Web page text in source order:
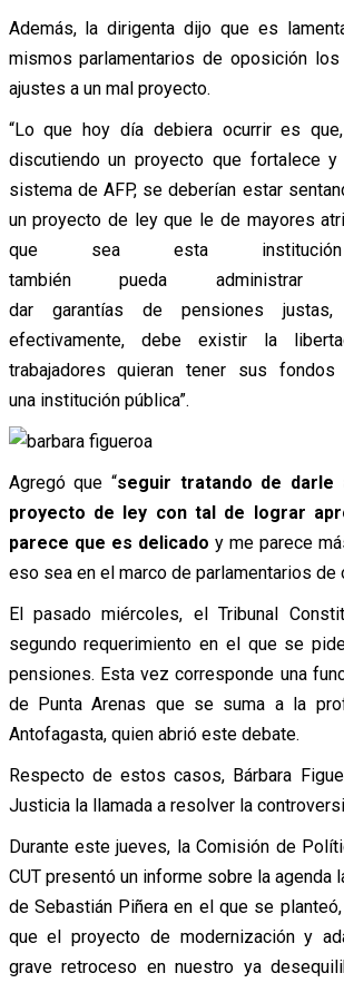
Además, la dirigenta dijo que es
mismos parlamentarios de oposición los
ajustes a un mal proyecto.
“Lo que hoy día debiera ocurrir es
discutiendo un proyecto que fortalece
sistema de AFP, se deberían estar
un proyecto de ley que le de mayores
que sea esta
también pueda administrar
dar garantías de pensiones
efectivamente, debe existir la
trabajadores quieran tener sus
una institución pública”.
Agregó que “seguir tratando de darle
proyecto de ley con tal de lograr
parece que es delicado y me parece
eso sea en el marco de parlamentarios de
El pasado miércoles, el Tribunal
segundo requerimiento en el que se
pensiones. Esta vez corresponde una
de Punta Arenas que se suma a la
Antofagasta, quien abrió este debate.
Respecto de estos casos, Bárbara
Justicia la llamada a resolver la
Durante este jueves, la Comisión de
CUT presentó un informe sobre la agenda
de Sebastián Piñera en el que se
que el proyecto de modernización y
grave retroceso en nuestro ya